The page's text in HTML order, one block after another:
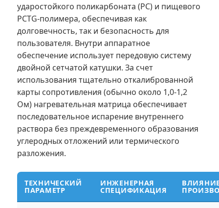
ударостойкого поликарбоната (PC) и пищевого
PCTG-полимера, обеспечивая как
долговечность, так и безопасность для
пользователя. Внутри аппаратное
обеспечение использует передовую систему
двойной сетчатой катушки. За счет
использования тщательно откалиброванной
карты сопротивления (обычно около 1,0-1,2
Ом) нагревательная матрица обеспечивает
последовательное испарение внутреннего
раствора без преждевременного образования
углеродных отложений или термического
разложения.
ТЕХНИЧЕСКИЙ
ПАРАМЕТР
ИНЖЕНЕРНАЯ
СПЕЦИФИКАЦИЯ